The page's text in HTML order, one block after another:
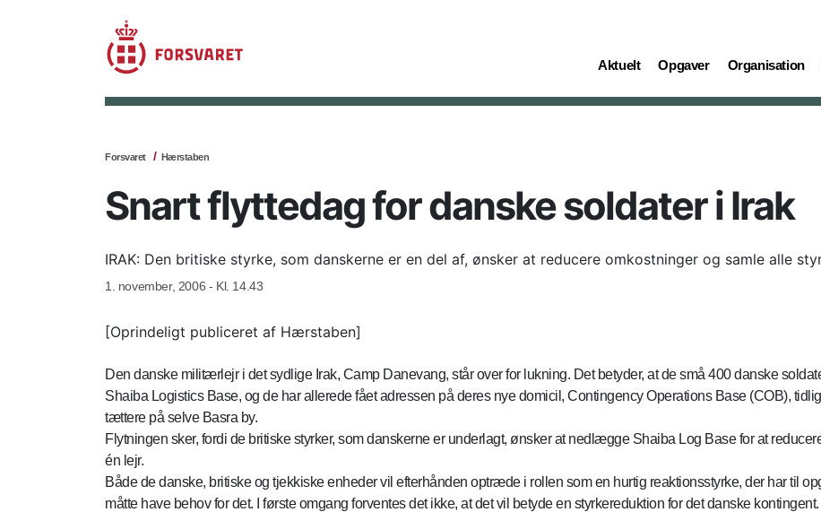
Aktuelt
(current) Opgaver
(current) Organisation
(current)
Forsvaret Hærstaben
Snart flyttedag for danske soldater i Irak
IRAK: Den britiske styrke, som danskerne er en del af, ønsker at reducere omkostninger og samle alle
1. november, 2006 - Kl. 14.43
[Oprindeligt publiceret af Hærstaben]
Den danske militærlejr i det sydlige Irak, Camp Danevang, står over for lukning. Det betyder, at de små 400 danske
Shaiba Logistics Base, og de har allerede fået adressen på deres nye domicil, Contingency Operations Base (COB),
tættere på selve Basra by.
Flytningen sker, fordi de britiske styrker, som danskerne er underlagt, ønsker at nedlægge Shaiba Log Base for at
én lejr.
Både de danske, britiske og tjekkiske enheder vil efterhånden optræde i rollen som en hurtig reaktionsstyrke, der har til
måtte have behov for det. I første omgang forventes det ikke, at det vil betyde en styrkereduktion for det danske kontingent.